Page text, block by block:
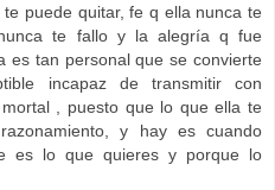
puede quitar, fe q ella nunca te
te fallo y la alegría q fue
es tan personal que se convierte
incapaz de transmitir con
, puesto que lo que ella te
y hay es cuando
es lo que quieres y porque lo